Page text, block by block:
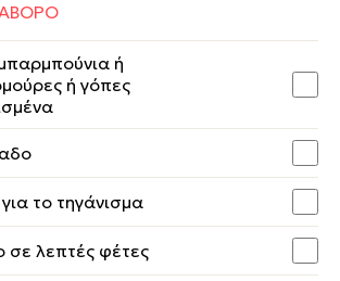
ή
ή γόπες
το τηγάνισμα
σε λεπτές φέτες